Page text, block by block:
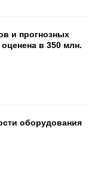
и прогнозных
в 350 млн.
оборудования